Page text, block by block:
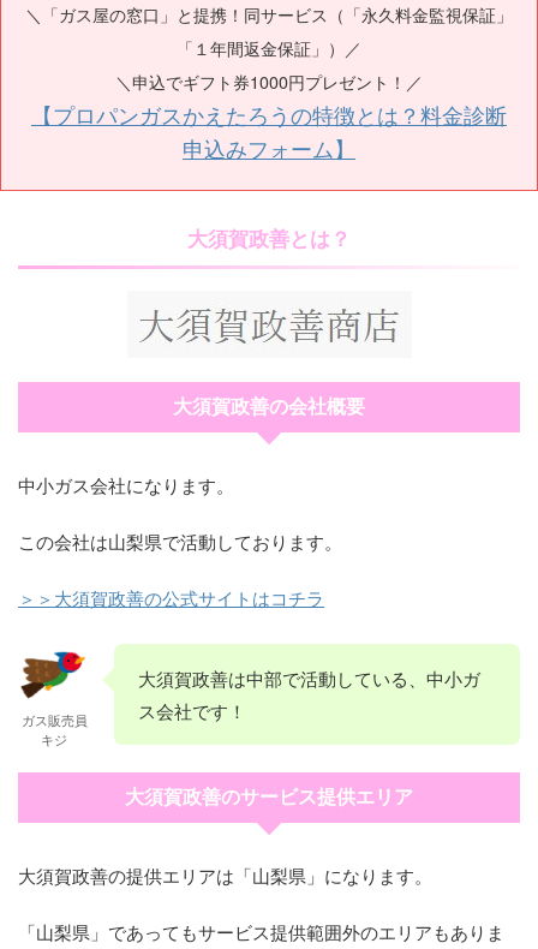
＼「ガス屋の窓口」と提携！同サービス（「永久料金監視保証」
「１年間返金保証」）／
＼申込でギフト券1000円プレゼント！／
【プロパンガスかえたろうの特徴とは？料金診断
申込みフォーム】
大須賀政善とは？
大須賀政善の会社概要
中小ガス会社になります。
この会社は山梨県で活動しております。
＞＞大須賀政善の公式サイトはコチラ
ガス販売員
キジ
大須賀政善は中部で活動している、中小ガ
ス会社です！
大須賀政善のサービス提供エリア
大須賀政善の提供エリアは「山梨県」になります。
「山梨県」であってもサービス提供範囲外のエリアもありま